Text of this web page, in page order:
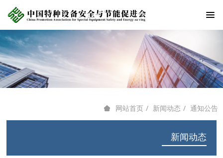
新闻动态
网站首页 新闻动态 通知公告